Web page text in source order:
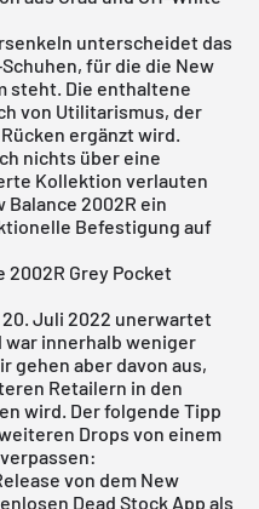
unterscheidet das
für die die New
steht. Die enthaltene
von Utilitarismus, der
ergänzt wird.
nichts über eine
Kollektion verlauten
2002R ein
Befestigung auf
2002R Grey Pocket
20. Juli 2022 unerwartet
war innerhalb weniger
gehen aber davon aus,
Retailern in den
wird. Der folgende Tipp
Drops von einem
von dem New
Dead Stock App als